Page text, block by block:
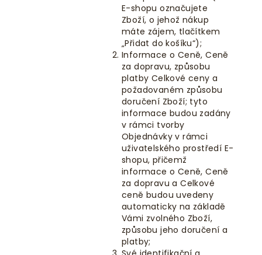
E-shopu označujete
Zboží, o jehož nákup
máte zájem, tlačítkem
„Přidat do košíku“);
Informace o Ceně, Ceně
za dopravu, způsobu
platby Celkové ceny a
požadovaném způsobu
doručení Zboží; tyto
informace budou zadány
v rámci tvorby
Objednávky v rámci
uživatelského prostředí E-
shopu, přičemž
informace o Ceně, Ceně
za dopravu a Celkové
ceně budou uvedeny
automaticky na základě
Vámi zvolného Zboží,
způsobu jeho doručení a
platby;